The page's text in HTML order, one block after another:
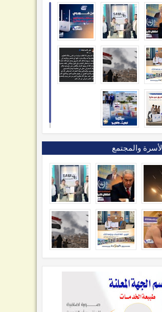
الأسرة والمجتمع